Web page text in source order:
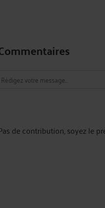
de contribution, soyez le